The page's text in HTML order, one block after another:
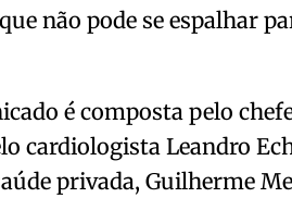
não pode se espalhar
é composta pelo
cardiologista Leandro
privada, Guilherme